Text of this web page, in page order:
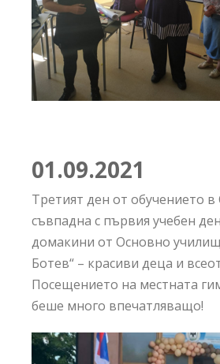
01.09.2021
Третият ден от обучението в
съвпадна с първия учебен
домакини от Основно
Ботев“ – красиви деца и
Посещението на местната
беше много впечатляващо!